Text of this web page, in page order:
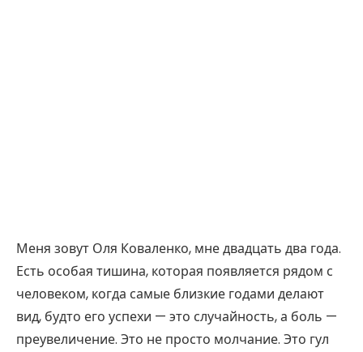
Меня зовут Оля Коваленко, мне двадцать два года.
Есть особая тишина, которая появляется рядом с
человеком, когда самые близкие годами делают
вид, будто его успехи — это случайность, а боль —
преувеличение. Это не просто молчание. Это гул